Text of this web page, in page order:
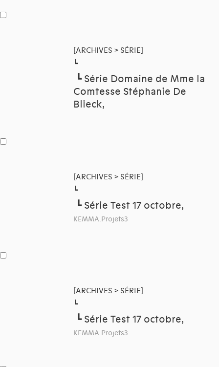
[ARCHIVES > SÉRIE]
┗
┗ Série Domaine de Mme la
Comtesse Stéphanie De
Blieck,
[ARCHIVES > SÉRIE]
┗
┗ Série Test 17 octobre,
KEMMA.Projets3
[ARCHIVES > SÉRIE]
┗
┗ Série Test 17 octobre,
KEMMA.Projets3